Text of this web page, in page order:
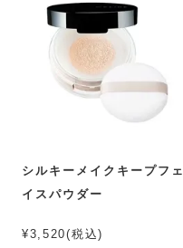
シルキーメイクキープフェ
イスパウダー
¥3,520(税込)